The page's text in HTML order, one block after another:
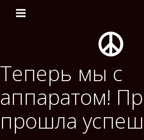
Теперь мы с
аппаратом!
прошла